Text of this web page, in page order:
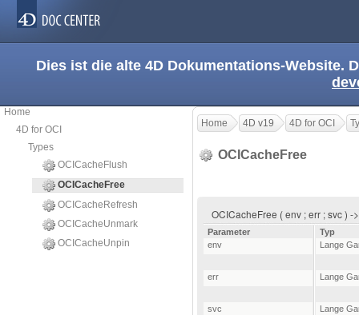
Dies ist die alte 4D Dokumentations-Website.
Home
4D for OCI
Types
OCICacheFlush
OCICacheFree
OCICacheRefresh
OCICacheUnmark
OCICacheUnpin
Home 4D v19 4D for OCI
OCICacheFree
OCICacheFree ( env ; err ; svc )
Parameter
Typ
env
Lange
err Lange
svc
Lange